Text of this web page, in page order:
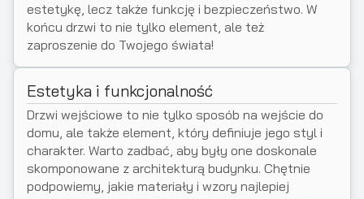
estetykę, lecz także funkcję i bezpieczeństwo. W
końcu drzwi to nie tylko element, ale też
zaproszenie do Twojego świata!
Estetyka i funkcjonalność
Drzwi wejściowe to nie tylko sposób na wejście do
domu, ale także element, który definiuje jego styl i
charakter. Warto zadbać, aby były one doskonale
skomponowane z architekturą budynku. Chętnie
podpowiemy, jakie materiały i wzory najlepiej